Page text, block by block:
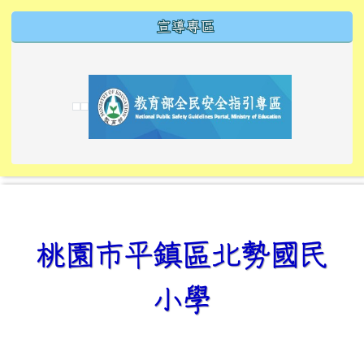
宣導專區
link to https://
link to https://10000.gov.tw/
link to https://
link to https://10000.gov.tw/
link to https://
link to https://
link to https://i.win.org.tw/
link to https://
link to https://
link to https://
link to https://
桃園市平鎮區北勢國民
小學